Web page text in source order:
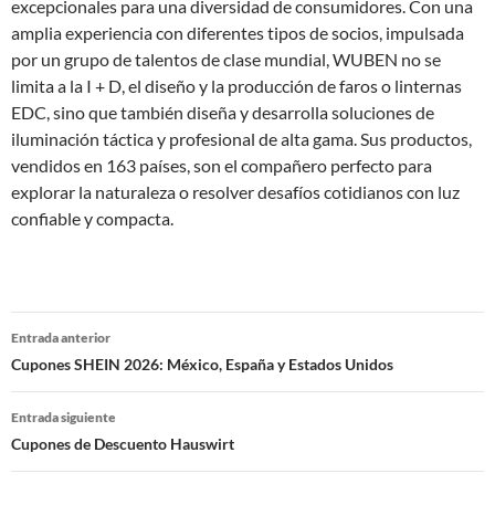
excepcionales para una diversidad de consumidores. Con una
amplia experiencia con diferentes tipos de socios, impulsada
por un grupo de talentos de clase mundial, WUBEN no se
limita a la I + D, el diseño y la producción de faros o linternas
EDC, sino que también diseña y desarrolla soluciones de
iluminación táctica y profesional de alta gama. Sus productos,
vendidos en 163 países, son el compañero perfecto para
explorar la naturaleza o resolver desafíos cotidianos con luz
confiable y compacta.
de
entradas
Entrada anterior
Cupones SHEIN 2026: México, España y Estados Unidos
Entrada siguiente
Cupones de Descuento Hauswirt